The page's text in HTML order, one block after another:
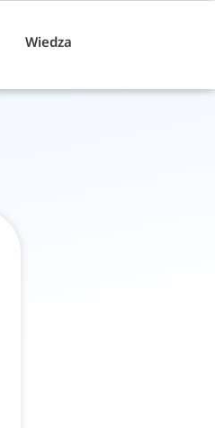
Wiedza